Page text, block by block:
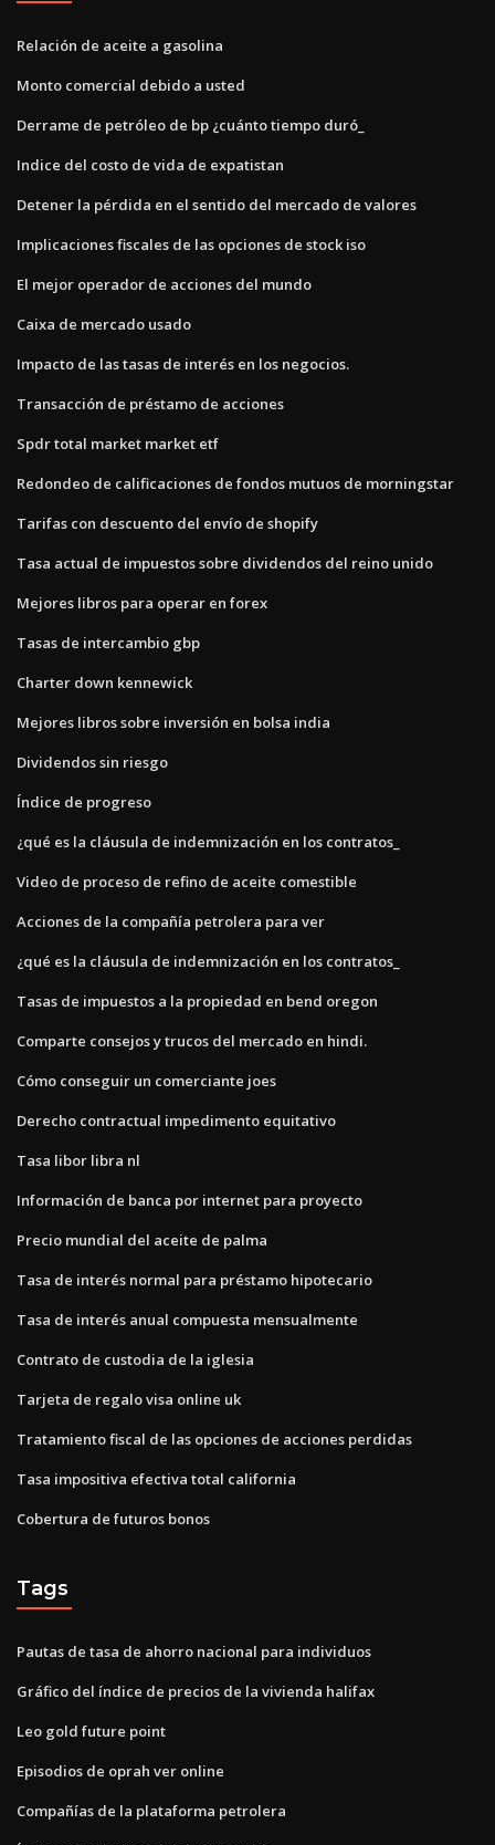
Relación de aceite a gasolina
Monto comercial debido a usted
Derrame de petróleo de bp ¿cuánto tiempo duró_
Indice del costo de vida de expatistan
Detener la pérdida en el sentido del mercado de valores
Implicaciones fiscales de las opciones de stock iso
El mejor operador de acciones del mundo
Caixa de mercado usado
Impacto de las tasas de interés en los negocios.
Transacción de préstamo de acciones
Spdr total market market etf
Redondeo de calificaciones de fondos mutuos de morningstar
Tarifas con descuento del envío de shopify
Tasa actual de impuestos sobre dividendos del reino unido
Mejores libros para operar en forex
Tasas de intercambio gbp
Charter down kennewick
Mejores libros sobre inversión en bolsa india
Dividendos sin riesgo
Índice de progreso
¿qué es la cláusula de indemnización en los contratos_
Video de proceso de refino de aceite comestible
Acciones de la compañía petrolera para ver
¿qué es la cláusula de indemnización en los contratos_
Tasas de impuestos a la propiedad en bend oregon
Comparte consejos y trucos del mercado en hindi.
Cómo conseguir un comerciante joes
Derecho contractual impedimento equitativo
Tasa libor libra nl
Información de banca por internet para proyecto
Precio mundial del aceite de palma
Tasa de interés normal para préstamo hipotecario
Tasa de interés anual compuesta mensualmente
Contrato de custodia de la iglesia
Tarjeta de regalo visa online uk
Tratamiento fiscal de las opciones de acciones perdidas
Tasa impositiva efectiva total california
Cobertura de futuros bonos
Tags
Pautas de tasa de ahorro nacional para individuos
Gráfico del índice de precios de la vivienda halifax
Leo gold future point
Episodios de oprah ver online
Compañías de la plataforma petrolera